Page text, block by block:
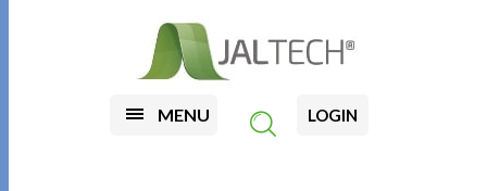
MENU LOGIN